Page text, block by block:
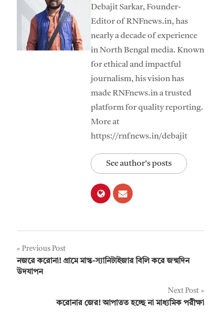
Debajit Sarkar, Founder-
Editor of RNFnews.in, has
nearly a decade of experience
in North Bengal media. Known
for ethical and impactful
journalism, his vision has
made RNFnews.in a trusted
platform for quality reporting.
More at
https://rnfnews.in/debajit
See author's posts
Post
navigation
Previous Post
নজরে করোনা! গ্রামে মাস্ক-স্যানিটাইজার বিলি করে জন্মদিন
উদযাপন
Next Post
করোনার জের! আপাতত হচ্ছে না মাধ্যমিক পরীক্ষা